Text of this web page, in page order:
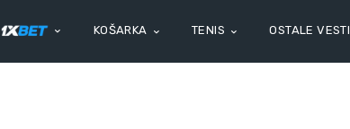
KOŠARKA TENIS OSTALE VESTI